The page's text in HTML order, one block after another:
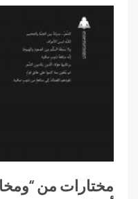
مختارات من